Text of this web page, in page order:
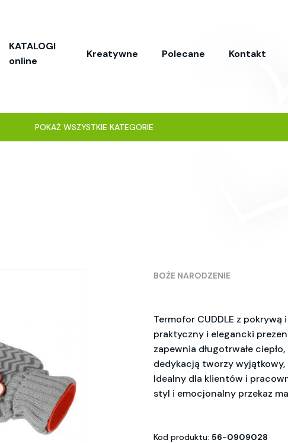
KATALOGI
online
Kreatywne Polecane Kontakt
POKAŻ WSZYSTKIE KATEGORIE
BOŻE NARODZENIE
Termofor CUDDLE z
praktyczny i elegancki
zapewnia długotrwałe
dedykacją tworzy
Idealny dla klientów i
styl i emocjonalny przekaz
Kod produktu: 56-0909028